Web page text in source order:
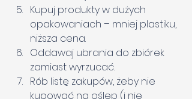
Kupuj produkty w dużych
opakowaniach – mniej plastiku,
niższa cena.
Oddawaj ubrania do zbiórek
zamiast wyrzucać.
Rób listę zakupów, żeby nie
kupować na oślep (i nie